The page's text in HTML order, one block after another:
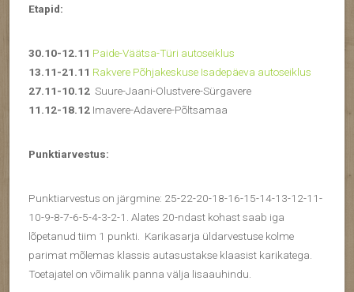
Etapid:
30.10-12.11 Paide-Väätsa-Türi autoseiklus
13.11-21.11 Rakvere Põhjakeskuse Isadepäeva autoseiklus
27.11-10.12 Suure-Jaani-Olustvere-Sürgavere
11.12-18.12 Imavere-Adavere-Põltsamaa
Punktiarvestus:
Punktiarvestus on järgmine: 25-22-20-18-16-15-14-13-12-11-
10-9-8-7-6-5-4-3-2-1. Alates 20-ndast kohast saab iga
lõpetanud tiim 1 punkti. Karikasarja üldarvestuse kolme
parimat mõlemas klassis autasustakse klaasist karikatega.
Toetajatel on võimalik panna välja lisaauhindu.